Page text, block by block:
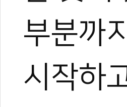
부분까
시작하